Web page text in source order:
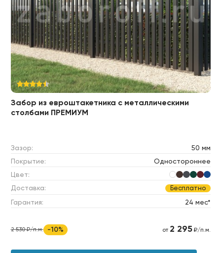
Забор из евроштакетника c металлическими
столбами ПРЕМИУМ
Зазор:
50 мм
Покрытие:
Одностороннее
Цвет:
Доставка:
Бесплатно
Гарантия: 24 мес*
2 530 ₽/п.м. -10% от 2 295₽/п.м.